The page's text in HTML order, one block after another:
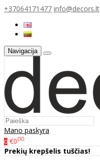
+37064171477 info@decors.lt
Navigacija
Mano paskyra
0 €000
Prekių krepšelis tuščias!